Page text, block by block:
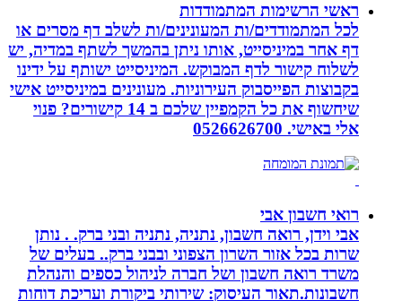
ראשי הרשימות המתמודדות
לכל המתמודדים/ות המעונינים/ות לשלב דף מסרים או
דף אחר במיניסייט, אותו ניתן בהמשך לשתף במדיה, יש
לשלוח קישור לדף המבוקש. המיניסייט ישותף על ידינו
בקבוצות הפייסבוק העירוניות. מעונינים במיניסייט אישי
שיחשוף את כל הקמפיין שלכם ב 14 קישורים? פנוי
אלי באישי. 0526626700
רואי חשבון אבי
אבי וידן, רואה חשבון, נתניה, נתניה ובני ברק. . נותן
שרות בכל אזור השרון הצפוני ובבני ברק.. בעלים של
משרד רואה חשבון ושל חברה לניהול כספים והנהלת
חשבונות.תאור העיסוק: שירותי ביקורת ועריכת דוחות